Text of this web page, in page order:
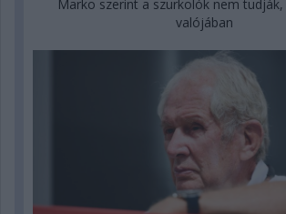
Marko szerint a szurkolók nem
valójában